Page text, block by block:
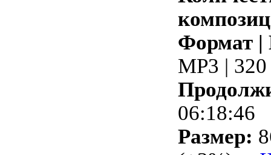
Формат |
MP3 |
06:18:46
Размер: